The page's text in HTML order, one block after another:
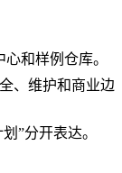
和样例仓库。
、维护和商业边
”分开表达。